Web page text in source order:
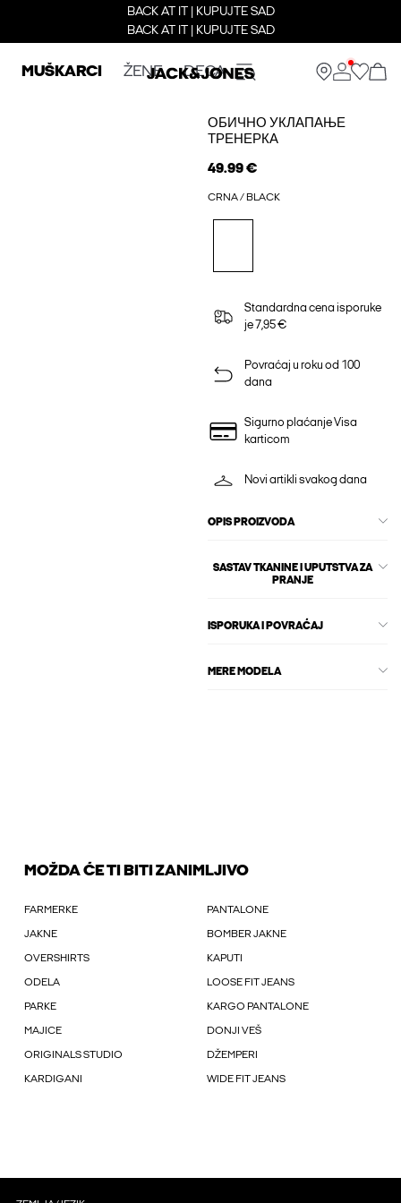
BACK AT IT | KUPUJTE SAD
BACK AT IT | KUPUJTE SAD
MUŠKARCI ŽENE DECA
ОБИЧНО УКЛАПАЊЕ
ТРЕНЕРКА
49.99 €
CRNA / BLACK
Standardna cena isporuke
je 7,95 €
Povraćaj u roku od 100
dana
Sigurno plaćanje Visa
karticom
Novi artikli svakog dana
OPIS PROIZVODA
SASTAV TKANINE I UPUTSTVA ZA
PRANJE
ISPORUKA I POVRAĆAJ
MERE MODELA
MOŽDA ĆE TI BITI ZANIMLJIVO
FARMERKE PANTALONE
JAKNE BOMBER JAKNE
OVERSHIRTS KAPUTI
ODELA LOOSE FIT JEANS
PARKE KARGO PANTALONE
MAJICE DONJI VEŠ
ORIGINALS STUDIO DŽEMPERI
KARDIGANI WIDE FIT JEANS